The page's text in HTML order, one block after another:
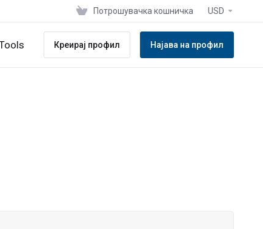
Потрошувачка кошничка USD
Креирај профил Најава на профил